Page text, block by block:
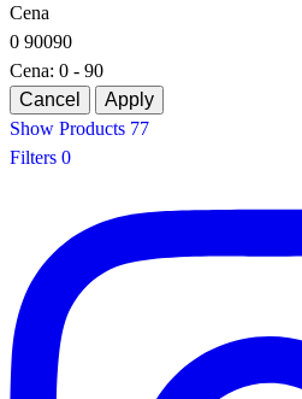
Cena
0 90090
Cena: 0 - 90
Show Products 77
Filters 0